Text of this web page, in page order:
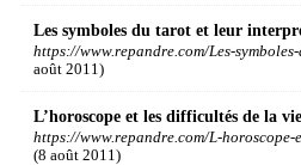
Les symboles du tarot et leur
https://www.repandre.com/Les-
août 2011)
L’horoscope et les difficultés de la vie
https://www.repandre.com/L-
(8 août 2011)